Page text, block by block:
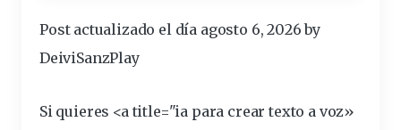
Post actualizado el día agosto 6, 2026 by
DeiviSanzPlay
Si quieres <a title="ia para creartexto a voz»